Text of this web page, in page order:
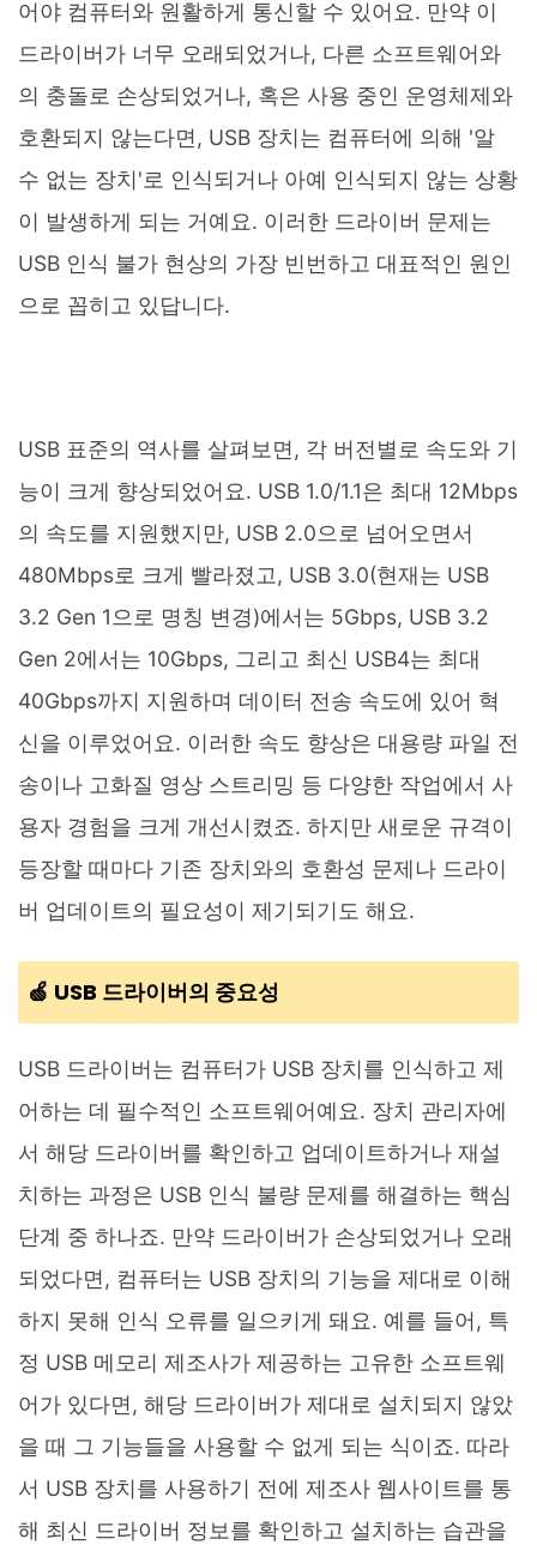
어야 컴퓨터와 원활하게 통신할 수 있어요. 만약 이
드라이버가 너무 오래되었거나, 다른 소프트웨어와
의 충돌로 손상되었거나, 혹은 사용 중인 운영체제와
호환되지 않는다면, USB 장치는 컴퓨터에 의해 '알
수 없는 장치'로 인식되거나 아예 인식되지 않는 상황
이 발생하게 되는 거예요. 이러한 드라이버 문제는
USB 인식 불가 현상의 가장 빈번하고 대표적인 원인
으로 꼽히고 있답니다.
USB 표준의 역사를 살펴보면, 각 버전별로 속도와 기
능이 크게 향상되었어요. USB 1.0/1.1은 최대 12Mbps
의 속도를 지원했지만, USB 2.0으로 넘어오면서
480Mbps로 크게 빨라졌고, USB 3.0(현재는 USB
3.2 Gen 1으로 명칭 변경)에서는 5Gbps, USB 3.2
Gen 2에서는 10Gbps, 그리고 최신 USB4는 최대
40Gbps까지 지원하며 데이터 전송 속도에 있어 혁
신을 이루었어요. 이러한 속도 향상은 대용량 파일 전
송이나 고화질 영상 스트리밍 등 다양한 작업에서 사
용자 경험을 크게 개선시켰죠. 하지만 새로운 규격이
등장할 때마다 기존 장치와의 호환성 문제나 드라이
버 업데이트의 필요성이 제기되기도 해요.
🍏 USB 드라이버의 중요성
USB 드라이버는 컴퓨터가 USB 장치를 인식하고 제
어하는 데 필수적인 소프트웨어예요. 장치 관리자에
서 해당 드라이버를 확인하고 업데이트하거나 재설
치하는 과정은 USB 인식 불량 문제를 해결하는 핵심
단계 중 하나죠. 만약 드라이버가 손상되었거나 오래
되었다면, 컴퓨터는 USB 장치의 기능을 제대로 이해
하지 못해 인식 오류를 일으키게 돼요. 예를 들어, 특
정 USB 메모리 제조사가 제공하는 고유한 소프트웨
어가 있다면, 해당 드라이버가 제대로 설치되지 않았
을 때 그 기능들을 사용할 수 없게 되는 식이죠. 따라
서 USB 장치를 사용하기 전에 제조사 웹사이트를 통
해 최신 드라이버 정보를 확인하고 설치하는 습관을